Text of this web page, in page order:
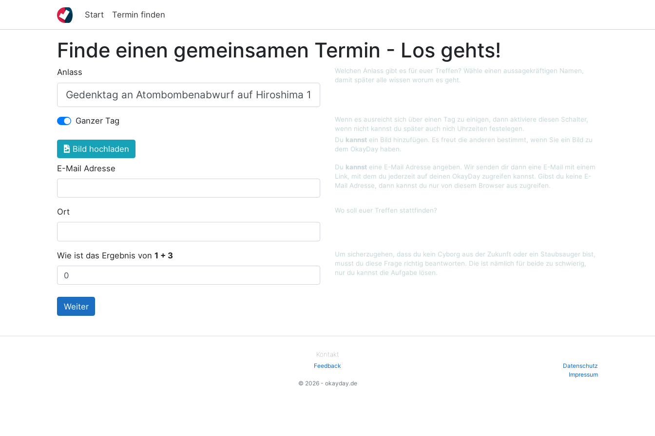
Start Termin finden
Finde einen gemeinsamen Termin - Los gehts!
Anlass
Welchen Anlass gibt es für euer Treffen? Wähle einen aussagekräftigen Namen,
damit später alle wissen worum es geht.
Ganzer Tag
Wenn es ausreicht sich über einen Tag zu einigen, dann aktiviere diesen Schalter,
wenn nicht kannst du später auch nich Uhrzeiten festelegen.
Bild hochladen
Du kannst ein Bild hinzufügen. Es freut die anderen bestimmt, wenn Sie ein Bild zu
dem OkayDay haben.
E-Mail Adresse Du kannst eine E-Mail Adresse angeben. Wir senden dir dann eine E-Mail mit einem
Link, mit dem du jederzeit auf deinen OkayDay zugreifen kannst. Gibst du keine E-
Mail Adresse, dann kannst du nur von diesem Browser aus zugreifen.
Ort Wo soll euer Treffen stattfinden?
Wie ist das Ergebnis von 1 + 3
Um sicherzugehen, dass du kein Cyborg aus der Zukunft oder ein Staubsauger bist,
musst du diese Frage richtig beantworten. Die ist nämlich für beide zu schwierig,
nur du kannst die Aufgabe lösen.
Weiter
Kontakt
Feedback
Datenschutz
Impressum
© 2026 - okayday.de